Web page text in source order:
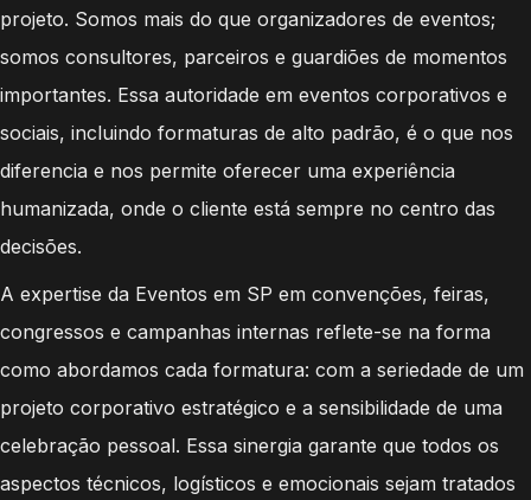
projeto. Somos mais do que organizadores de eventos;
somos consultores, parceiros e guardiões de momentos
importantes. Essa autoridade em eventos corporativos e
sociais, incluindo formaturas de alto padrão, é o que nos
diferencia e nos permite oferecer uma experiência
humanizada, onde o cliente está sempre no centro das
decisões.
A expertise da Eventos em SP em convenções, feiras,
congressos e campanhas internas reflete-se na forma
como abordamos cada formatura: com a seriedade de um
projeto corporativo estratégico e a sensibilidade de uma
celebração pessoal. Essa sinergia garante que todos os
aspectos técnicos, logísticos e emocionais sejam tratados